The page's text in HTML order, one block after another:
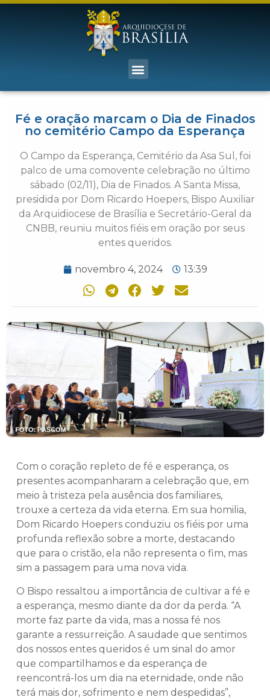
Fé e oração marcam o Dia de Finados
no cemitério Campo da Esperança
O Campo da Esperança, Cemitério da Asa Sul, foi
palco de uma comovente celebração no último
sábado (02/11), Dia de Finados. A Santa Missa,
presidida por Dom Ricardo Hoepers, Bispo Auxiliar
da Arquidiocese de Brasília e Secretário-Geral da
CNBB, reuniu muitos fiéis em oração por seus
entes queridos.
novembro 4, 2024 13:39
Com o coração repleto de fé e esperança, os
presentes acompanharam a celebração que, em
meio à tristeza pela ausência dos familiares,
trouxe a certeza da vida eterna. Em sua homilia,
Dom Ricardo Hoepers conduziu os fiéis por uma
profunda reflexão sobre a morte, destacando
que para o cristão, ela não representa o fim, mas
sim a passagem para uma nova vida.
O Bispo ressaltou a importância de cultivar a fé e
a esperança, mesmo diante da dor da perda. “A
morte faz parte da vida, mas a nossa fé nos
garante a ressurreição. A saudade que sentimos
dos nossos entes queridos é um sinal do amor
que compartilhamos e da esperança de
reencontrá-los um dia na eternidade, onde não
terá mais dor, sofrimento e nem despedidas”,